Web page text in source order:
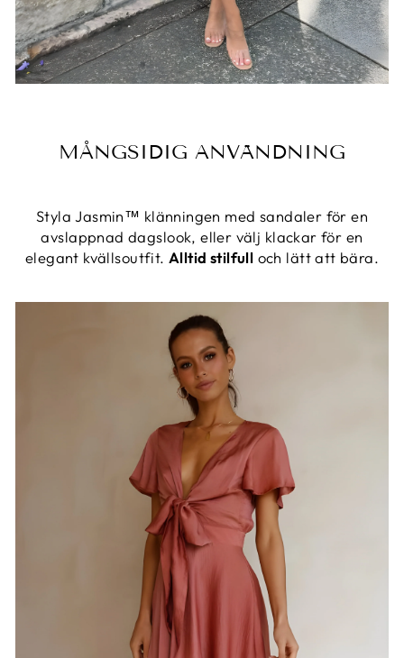
MÅNGSIDIG ANVÄNDNING
Styla Jasmin™ klänningen med sandaler för en
avslappnad dagslook, eller välj klackar för en
elegant kvällsoutfit. Alltid stilfull och lätt att bära.